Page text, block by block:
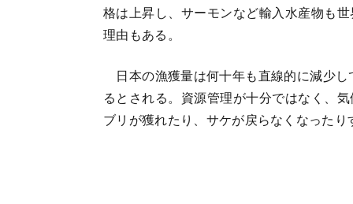
格は上昇し、サーモンなど輸入水産物も
理由もある。
日本の漁獲量は何十年も直線的に減少
るとされる。資源管理が十分ではなく、
ブリが獲れたり、サケが戻らなくなった